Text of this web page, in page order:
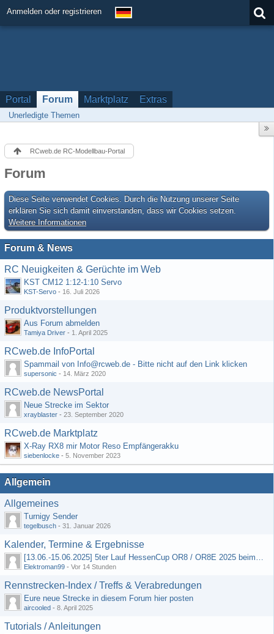
Anmelden oder registrieren
Portal Forum Marktplatz Extras
Unerledigte Themen
RCweb.de RC-Modellbau-Portal
Forum
Diese Seite verwendet Cookies. Durch die Nutzung unserer Seite
erklären Sie sich damit einverstanden, dass wir Cookies setzen.
Weitere Informationen
Forum & News
RC Neuigkeiten & Gerüchte im Web
KST CM12 1:12-1:10 Servo
KST-Servo - 16. Juli 2026
Produktvorstellungen
Aus Forum abmelden
Tamiya Driver - 1. April 2025
RCweb.de InfoPortal
Spammail von Info@rcweb.de - Bitte nicht auf den Link klicken
supersonic - 14. März 2020
RCweb.de NewsPortal
Neue Strecke im Sektor
xrayblaster - 23. September 2020
RCweb.de Marktplatz
X-Ray RX8 mir Motor Reso Empfängerakku
siebenlocke - 5. November 2023
Allgemein
Allgemeines
Turnigy Sender
tegelbusch - 31. Januar 2026
Kalender, Termine & Ergebnisse
[13.06.-15.06.2025] 5ter Lauf HessenCup OR8 / OR8E 2025 beim MSC Ober-Mörlen e.V.
Elektroman99 - Vor 14 Stunden
Rennstrecken-Index / Treffs & Verabredungen
Eure neue Strecke in diesem Forum hier posten
aircooled - 8. April 2025
Tutorials / Anleitungen